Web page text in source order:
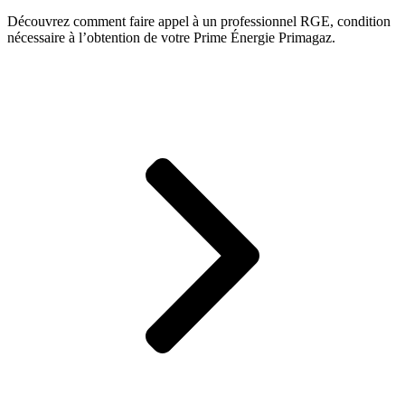
Découvrez comment faire appel à un professionnel RGE, condition
nécessaire à l’obtention de votre Prime Énergie Primagaz.